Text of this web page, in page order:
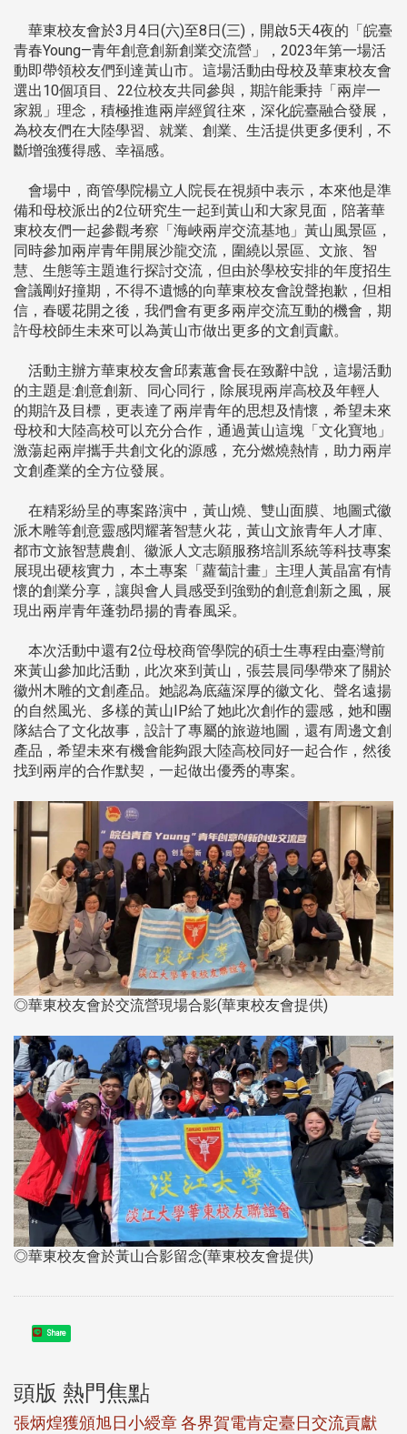
華東校友會於3月4日(六)至8日(三)，開啟5天4夜的「皖臺
青春Young—青年創意創新創業交流營」，2023年第一場活
動即帶領校友們到達黃山市。這場活動由母校及華東校友會
選出10個項目、22位校友共同參與，期許能秉持「兩岸一
家親」理念，積極推進兩岸經貿往來，深化皖臺融合發展，
為校友們在大陸學習、就業、創業、生活提供更多便利，不
斷增強獲得感、幸福感。
會場中，商管學院楊立人院長在視頻中表示，本來他是準
備和母校派出的2位研究生一起到黃山和大家見面，陪著華
東校友們一起參觀考察「海峽兩岸交流基地」黃山風景區，
同時參加兩岸青年開展沙龍交流，圍繞以景區、文旅、智
慧、生態等主題進行探討交流，但由於學校安排的年度招生
會議剛好撞期，不得不遺憾的向華東校友會說聲抱歉，但相
信，春暖花開之後，我們會有更多兩岸交流互動的機會，期
許母校師生未來可以為黃山市做出更多的文創貢獻。
活動主辦方華東校友會邱素蕙會長在致辭中說，這場活動
的主題是:創意創新、同心同行，除展現兩岸高校及年輕人
的期許及目標，更表達了兩岸青年的思想及情懷，希望未來
母校和大陸高校可以充分合作，通過黃山這塊「文化寶地」
激蕩起兩岸攜手共創文化的源感，充分燃燒熱情，助力兩岸
文創產業的全方位發展。
在精彩紛呈的專案路演中，黃山燒、雙山面膜、地圖式徽
派木雕等創意靈感閃耀著智慧火花，黃山文旅青年人才庫、
都市文旅智慧農創、徽派人文志願服務培訓系統等科技專案
展現出硬核實力，本土專案「蘿蔔計畫」主理人黃晶富有情
懷的創業分享，讓與會人員感受到強勁的創意創新之風，展
現出兩岸青年蓬勃昂揚的青春風采。
本次活動中還有2位母校商管學院的碩士生專程由臺灣前
來黃山參加此活動，此次來到黃山，張芸晨同學帶來了關於
徽州木雕的文創產品。她認為底蘊深厚的徽文化、聲名遠揚
的自然風光、多樣的黃山IP給了她此次創作的靈感，她和團
隊結合了文化故事，設計了專屬的旅遊地圖，還有周邊文創
產品，希望未來有機會能夠跟大陸高校同好一起合作，然後
找到兩岸的合作默契，一起做出優秀的專案。
◎華東校友會於交流營現場合影(華東校友會提供)
◎華東校友會於黃山合影留念(華東校友會提供)
Share
頭版 熱門焦點
張炳煌獲頒旭日小綬章 各界賀電肯定臺日交流貢獻